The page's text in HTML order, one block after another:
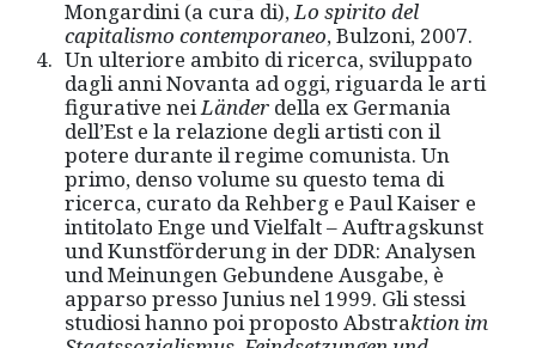
Mongardini (a cura di),Lo spirito del
capitalismo contemporaneo, Bulzoni, 2007.
Un ulteriore ambito di ricerca, sviluppato
dagli anni Novanta ad oggi, riguarda le arti
figurative neiLänderdella ex Germania
dell’Est e la relazione degli artisti con il
potere durante il regime comunista. Un
primo, denso volume su questo tema di
ricerca, curato da Rehberg e Paul Kaiser e
intitolato Enge und Vielfalt – Auftragskunst
und Kunstförderung in der DDR: Analysen
und Meinungen Gebundene Ausgabe, è
apparso presso Junius nel 1999. Gli stessi
studiosi hanno poi proposto Abstraktion im